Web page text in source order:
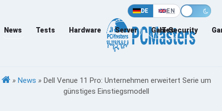
DE EN
News Tests Hardware Server Games
IT-Security
» News » Dell Venue 11 Pro: Unternehmen erweitert Serie um
günstiges Einstiegsmodell